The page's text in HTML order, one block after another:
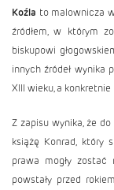
Koźla to malownicza
źródłem, w którym
biskupowi
innych źródeł wynika
XIII wieku, a konkretnie
Z zapisu wynika, że
książę Konrad, który
prawa mogły
powstały przed